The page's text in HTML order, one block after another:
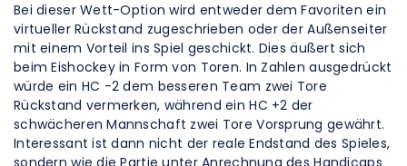
Bei dieser Wett-Option wird entweder dem Favoriten ein
virtueller Rückstand zugeschrieben oder der Außenseiter
mit einem Vorteil ins Spiel geschickt. Dies äußert sich
beim Eishockey in Form von Toren. In Zahlen ausgedrückt
würde ein HC -2 dem besseren Team zwei Tore
Rückstand vermerken, während ein HC +2 der
schwächeren Mannschaft zwei Tore Vorsprung gewährt.
Interessant ist dann nicht der reale Endstand des Spieles,
sondern wie die Partie unter Anrechnung des Handicaps